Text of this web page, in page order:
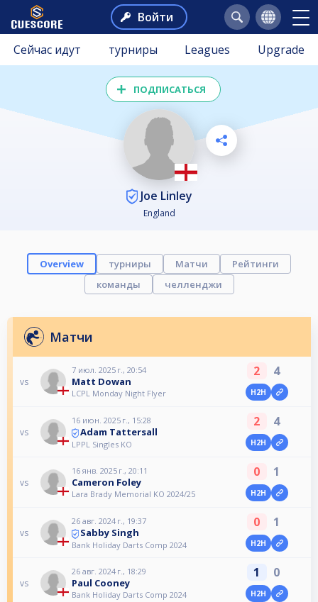
Войти
Сейчас идут турниры Leagues Upgrade
ПОДПИСАТЬСЯ
Joe Linley
England
Overview турниры Матчи
Рейтинги
команды
челленджи
Матчи
vs
7 июл. 2025 г., 20:54
Matt Dowan
LCPL Monday Night Flyer
2 4
H2H
vs
16 июн. 2025 г., 15:28
Adam Tattersall
LPPL Singles KO
2 4
H2H
vs
16 янв. 2025 г., 20:11
Cameron Foley
Lara Brady Memorial KO 2024/25
0 1
H2H
vs
26 авг. 2024 г., 19:37
Sabby Singh
Bank Holiday Darts Comp 2024
0 1
H2H
vs
26 авг. 2024 г., 18:29
Paul Cooney
Bank Holiday Darts Comp 2024
1 0
H2H